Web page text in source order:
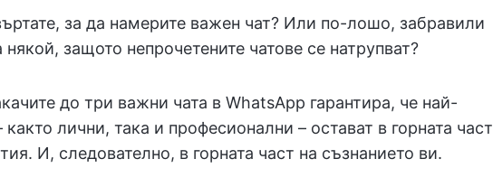
за да намерите важен чат? Или по-лошо, забравили
някой, защото непрочетените чатове се натрупват?
до три важни чата в WhatsApp гарантира, че най-
лични, така и професионални – остават в горната част
И, следователно, в горната част на съзнанието ви.